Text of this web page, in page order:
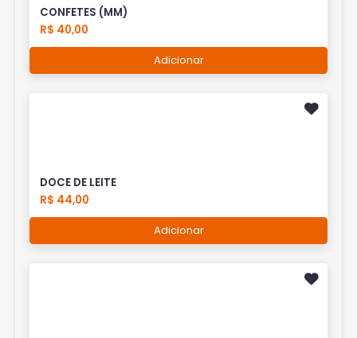
CONFETES (MM)
R$ 40,00
Adicionar
DOCE DE LEITE
R$ 44,00
Adicionar